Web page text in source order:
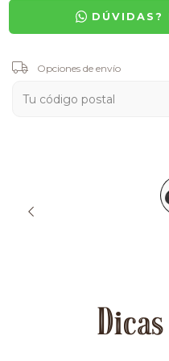
DÚVIDAS?
Entregas para el CP:
Opciones de envío